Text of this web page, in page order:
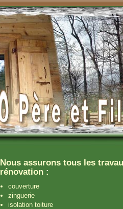
Nous assurons tous les
rénovation :
couverture
zinguerie
isolation toiture